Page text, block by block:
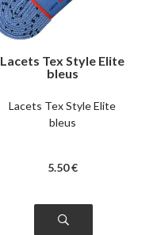
Lacets Tex Style Elite
bleus
Lacets Tex Style Elite
bleus
5.50 €